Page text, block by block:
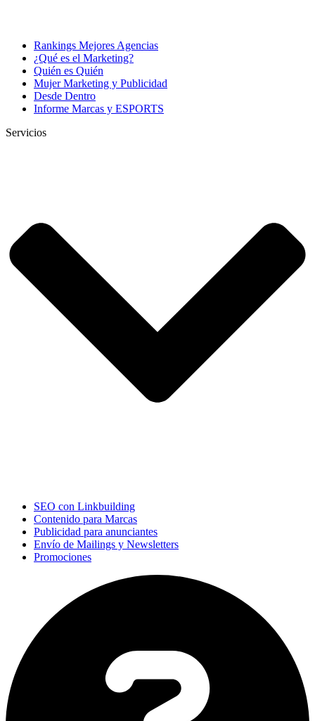
Rankings Mejores Agencias
¿Qué es el Marketing?
Quién es Quién
Mujer Marketing y Publicidad
Desde Dentro
Informe Marcas y ESPORTS
Servicios
SEO con Linkbuilding
Contenido para Marcas
Publicidad para anunciantes
Envío de Mailings y Newsletters
Promociones